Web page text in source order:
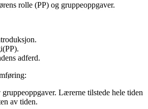
rolle (PP) og gruppeoppgaver.
adferd.
Lærerne tilstede hele tiden
av tiden.